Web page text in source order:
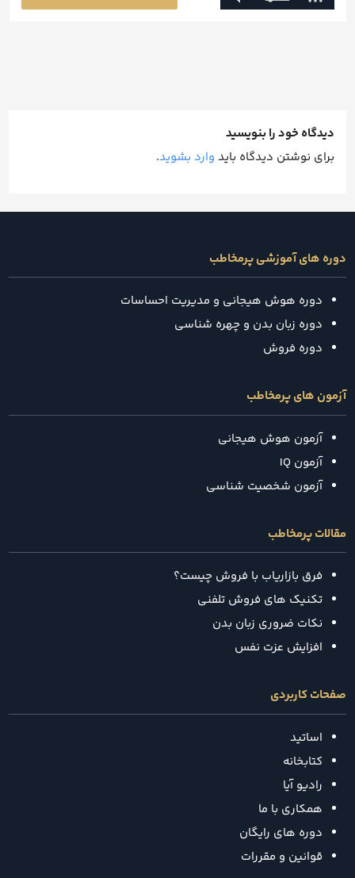
دیدگاه خود را بنویسید
برای نوشتن دیدگاه باید وارد بشوید.
دوره های آموزشی پرمخاطب
دوره هوش هیجانی و مدیریت احساسات
دوره زبان بدن و چهره شناسی
دوره فروش
آزمون های پرمخاطب
آزمون هوش هیجانی
آزمون IQ
آزمون شخصیت شناسی
مقالات پرمخاطب
فرق بازاریاب با فروش چیست؟
تکنیک‌ های فروش تلفنی
نکات ضروری زبان بدن
افزایش عزت نفس
صفحات کاربردی
اساتید
کتابخانه
رادیو آیا
همکاری با ما
دوره های رایگان
قوانین و مقررات